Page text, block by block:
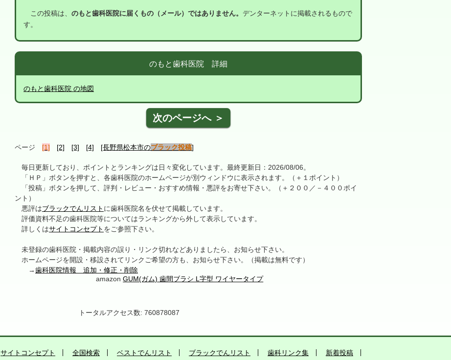
この投稿は、 のもと歯科医院に届くもの（メール）ではありません。 デンターネットに掲載されるもので
す。
のもと歯科医院 詳細
のもと歯科医院 の地図
次のページへ ＞
ページ [1] [2] [3] [4] [長野県松本市のブラック投稿]
毎日更新しており、ポイントとランキングは日々変化しています。最終更新日：2026/08/06。
「ＨＰ」ボタンを押すと、各歯科医院のホームページが別ウィンドウに表示されます。（＋１ポイント）
「投稿」ボタンを押して、評判・レビュー・おすすめ情報・悪評をお寄せ下さい。（＋２００／－４００ポイ
ント）
悪評はブラックでんリスト に歯科医院名を伏せて掲載しています。
評価資料不足の歯科医院等についてはランキングから外して表示しています。
詳しくはサイトコンセプト をご参照下さい。
未登録の歯科医院・掲載内容の誤り・リンク切れなどありましたら、お知らせ下さい。
ホームページを開設・移設されてリンクご希望の方も、お知らせ下さい。（掲載は無料です）
→歯科医院情報 追加・修正・削除
amazonGUM(ガム) 歯間ブラシ L字型 ワイヤータイプ
トータルアクセス数: 760878087
サイトコンセプト 全国検索 ベストでんリスト ブラックでんリスト 歯科リンク集 新着投稿